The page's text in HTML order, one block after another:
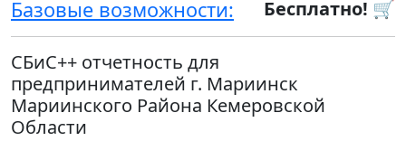
Бесплатно! 🛒
Базовые возможности:
СБиС++ отчетность для
предпринимателей г. Мариинск
Мариинского Района Кемеровской
Области